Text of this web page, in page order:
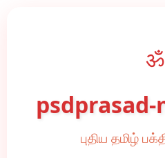
ॐ
புதிய தமிழ்